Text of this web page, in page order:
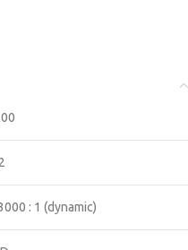
: 1 (dynamic)